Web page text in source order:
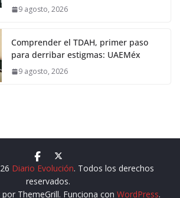
9 agosto, 2026
Comprender el TDAH, primer paso
para derribar estigmas: UAEMéx
9 agosto, 2026
Diario Evolución. Todos los derechos
reservados.
por ThemeGrill. Funciona con WordPress.